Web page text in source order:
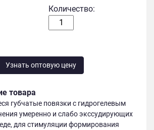
Количество:
Узнать оптовую цену
товара
губчатые повязки с гидрогелевым
умеренно и слабо экссудирующих
для стимуляции формирования